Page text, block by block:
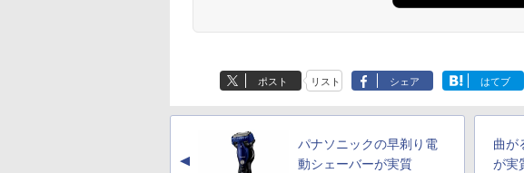
ポスト リスト シェア はてブ
▲
パナソニックの早剃り電
動シェーバーが実質
曲が
が実